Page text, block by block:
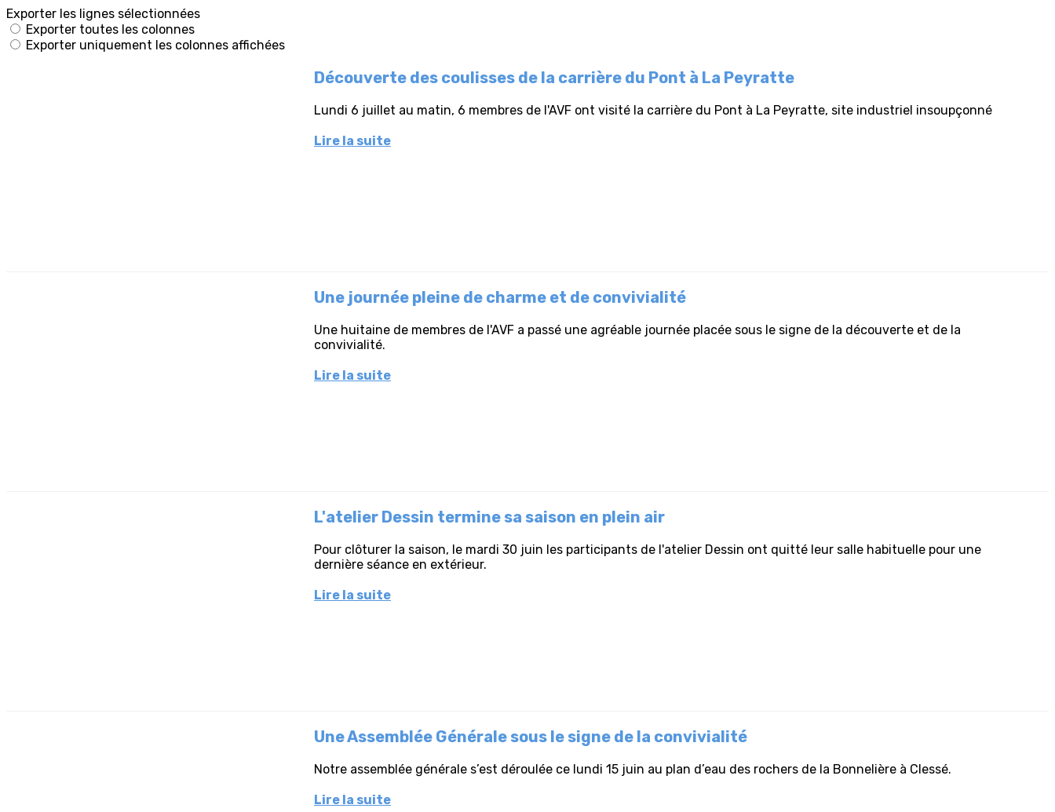
Exporter les lignes sélectionnées
Exporter toutes les colonnes
Exporter uniquement les colonnes affichées
Découverte des coulisses de la carrière du Pont à La Peyratte
Lundi 6 juillet au matin, 6 membres de l'AVF ont visité la carrière du Pont à La Peyratte, site industriel insoupçonné
Lire la suite
Une journée pleine de charme et de convivialité
Une huitaine de membres de l'AVF a passé une agréable journée placée sous le signe de la découverte et de la
convivialité.
Lire la suite
L'atelier Dessin termine sa saison en plein air
Pour clôturer la saison, le mardi 30 juin les participants de l'atelier Dessin ont quitté leur salle habituelle pour une
dernière séance en extérieur.
Lire la suite
Une Assemblée Générale sous le signe de la convivialité
Notre assemblée générale s’est déroulée ce lundi 15 juin au plan d’eau des rochers de la Bonnelière à Clessé.
Lire la suite